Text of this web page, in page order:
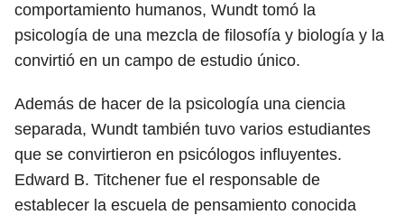
comportamiento humanos, Wundt tomó la
psicología de una mezcla de filosofía y biología y la
convirtió en un campo de estudio único.
Además de hacer de la psicología una ciencia
separada, Wundt también tuvo varios estudiantes
que se convirtieron en psicólogos influyentes.
Edward B. Titchener fue el responsable de
establecer la escuela de pensamiento conocida